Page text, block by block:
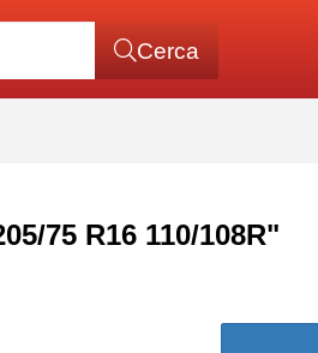
Cerca
75 R16 110/108R"